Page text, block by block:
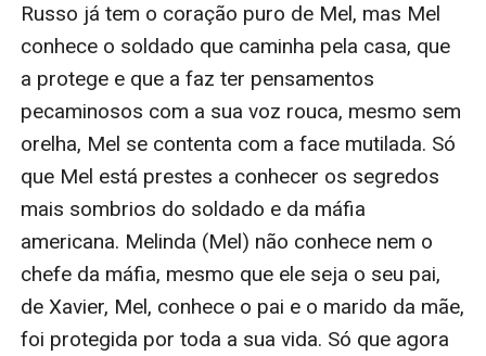
Russo já tem o coração puro de Mel, mas Mel
conhece o soldado que caminha pela casa, que
a protege e que a faz ter pensamentos
pecaminosos com a sua voz rouca, mesmo sem
orelha, Mel se contenta com a face mutilada. Só
que Mel está prestes a conhecer os segredos
mais sombrios do soldado e da máfia
americana. Melinda (Mel) não conhece nem o
chefe da máfia, mesmo que ele seja o seu pai,
de Xavier, Mel, conhece o pai e o marido da mãe,
foi protegida por toda a sua vida. Só que agora